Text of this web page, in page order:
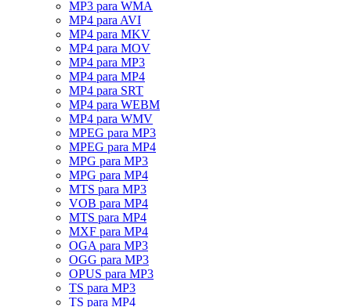
MP3 para WMA
MP4 para AVI
MP4 para MKV
MP4 para MOV
MP4 para MP3
MP4 para MP4
MP4 para SRT
MP4 para WEBM
MP4 para WMV
MPEG para MP3
MPEG para MP4
MPG para MP3
MPG para MP4
MTS para MP3
VOB para MP4
MTS para MP4
MXF para MP4
OGA para MP3
OGG para MP3
OPUS para MP3
TS para MP3
TS para MP4